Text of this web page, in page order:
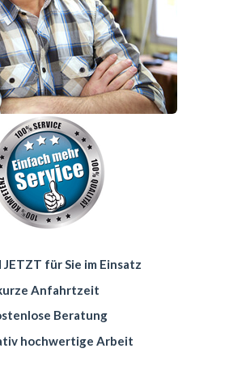
für Sie im Einsatz
Anfahrtzeit
Beratung
hochwertige Arbeit